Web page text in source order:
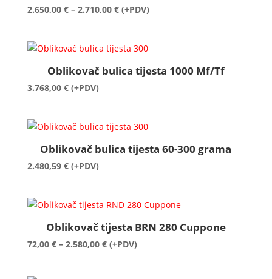
2.650,00 € – 2.710,00 €Raspon
2.650,00 €
do
2.710,00 €
(+PDV)
Oblikovač bulica tijesta 1000 Mf/Tf
3.768,00 € (+PDV)
Oblikovač bulica tijesta 60-300 grama
2.480,59 € (+PDV)
Oblikovač tijesta BRN 280 Cuppone
72,00 € – 2.580,00 €Raspon
(+PDV)